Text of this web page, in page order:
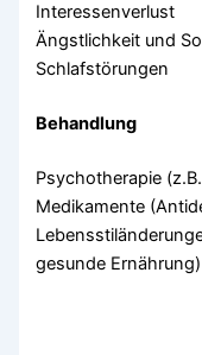
Interessenverlust
Ängstlichkeit und
Schlafstörungen
Behandlung
Psychotherapie
Medikamente
gesunde Ernährung)